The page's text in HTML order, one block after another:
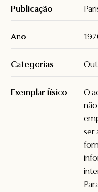
Publicação
Ano
Categorias
Exemplar físico
O
ser